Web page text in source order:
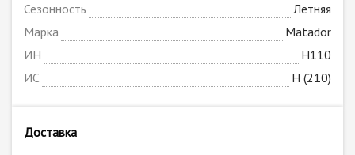
Сезонность
Летняя
Марка
Matador
ИН
H110
ИС
H (210)
Доставка